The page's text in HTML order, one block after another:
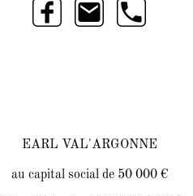
EARL VAL'ARGONNE
au capital social de 50 000 €